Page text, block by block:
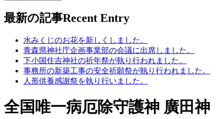
最新の記事Recent Entry
水みくじのお花を新しくしました。
青森県神社庁企画事業部の会議に出席しました。
下小国住吉神社の祈年祭が執り行われました。
事務所の新築工事の安全祈願祭が執り行われました。
人形供養感謝祭を執り行いました。
全国唯一病厄除守護神 廣田神